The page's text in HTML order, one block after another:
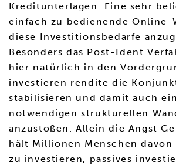
Kreditunterlagen. Eine sehr
einfach zu bedienende Online-
diese Investitionsbedarfe
Besonders das Post-Ident
hier natürlich in den
investieren rendite die
stabilisieren und damit auch
notwendigen strukturellen
anzustoßen. Allein die Angst
hält Millionen Menschen davon
zu investieren, passives